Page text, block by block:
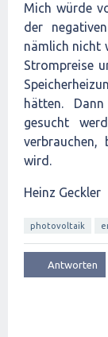
Mich würde
der
nämlich nicht
Strompreise
hätten.
gesucht
verbrauchen,
wird.
Heinz Geckler
photovoltaik